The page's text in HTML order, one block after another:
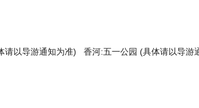
请以导游通知为准) 香河:五一公园 (具体请以导游